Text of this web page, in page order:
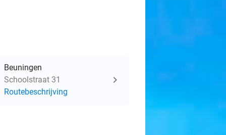
Beuningen
Schoolstraat 31
Routebeschrijving